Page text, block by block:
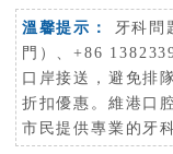
溫馨提示：
牙科問
門）、+86
口岸接送，避免排
折扣優惠。維港口
市民提供專業的牙